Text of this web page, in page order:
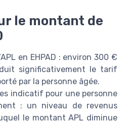
le montant de
en EHPAD : environ 300 €
significativement le tarif
par la personne âgée.
indicatif pour une personne
: un niveau de revenus
le montant APL diminue